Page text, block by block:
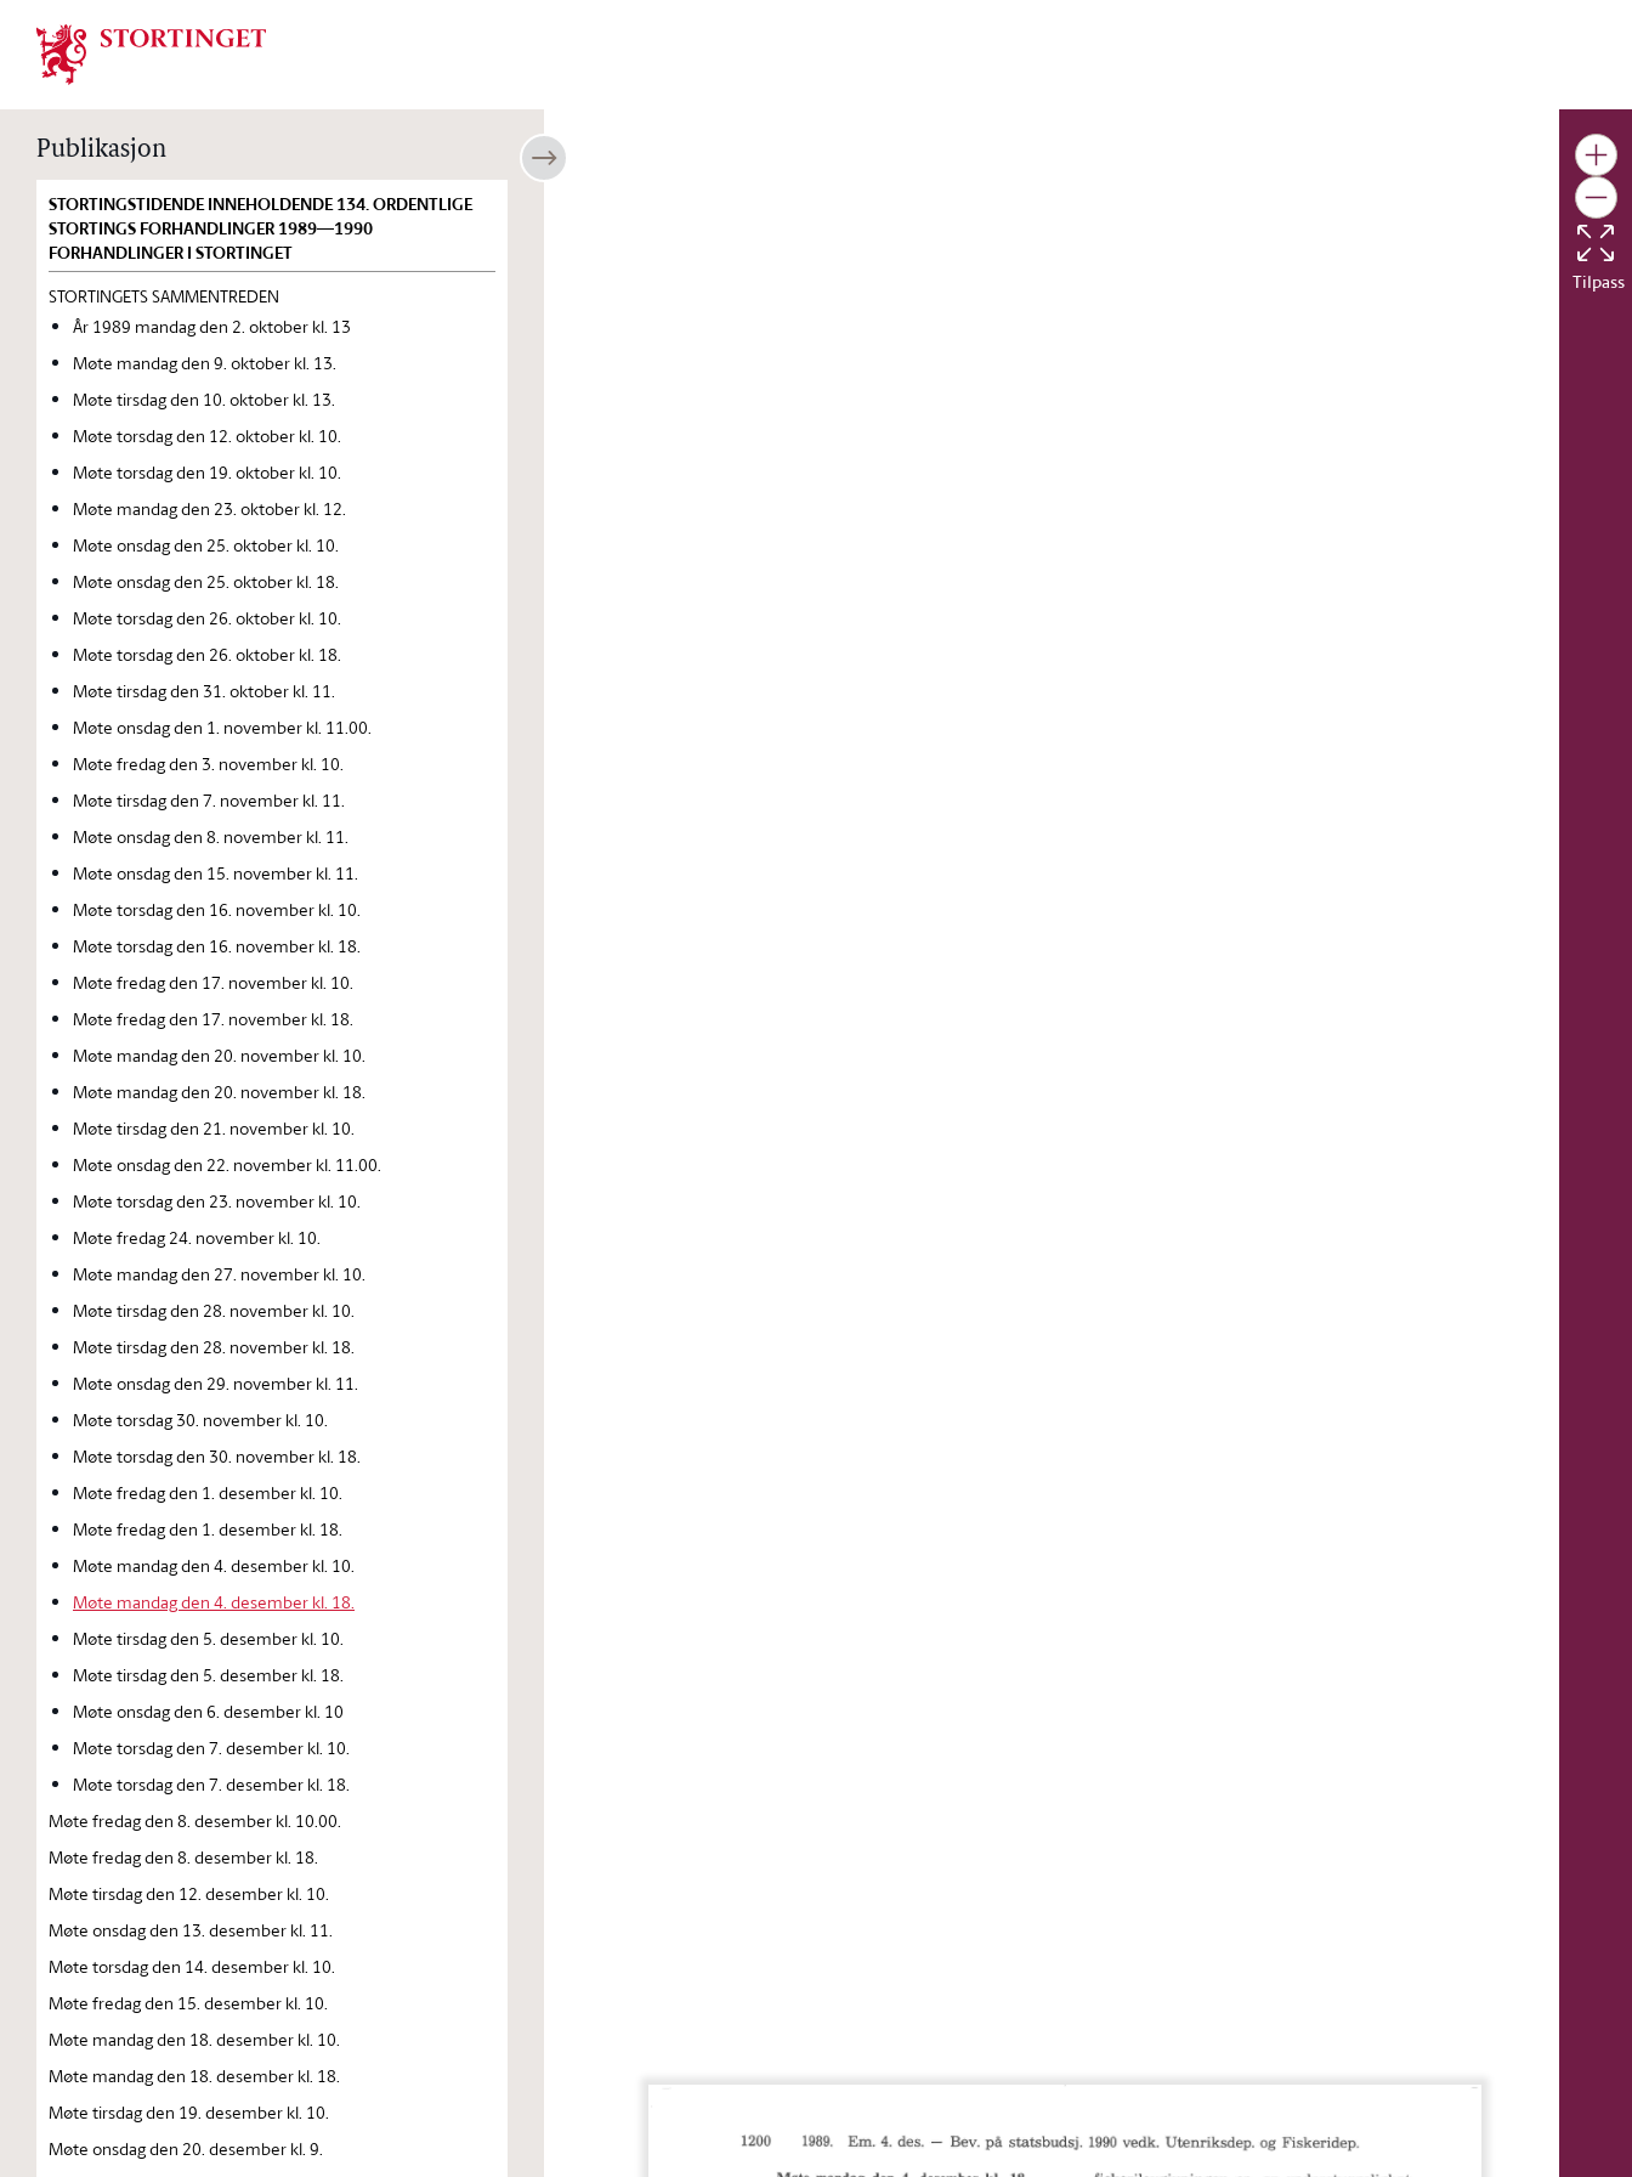
Stortinget.no
Publikasjon
STORTINGSTIDENDE INNEHOLDENDE 134. ORDENTLIGE
STORTINGS FORHANDLINGER 1989—1990
FORHANDLINGER I STORTINGET
STORTINGETS SAMMENTREDEN
År 1989 mandag den 2. oktober kl. 13
Møte mandag den 9. oktober kl. 13.
Møte tirsdag den 10. oktober kl. 13.
Møte torsdag den 12. oktober kl. 10.
Møte torsdag den 19. oktober kl. 10.
Møte mandag den 23. oktober kl. 12.
Møte onsdag den 25. oktober kl. 10.
Møte onsdag den 25. oktober kl. 18.
Møte torsdag den 26. oktober kl. 10.
Møte torsdag den 26. oktober kl. 18.
Møte tirsdag den 31. oktober kl. 11.
Møte onsdag den 1. november kl. 11.00.
Møte fredag den 3. november kl. 10.
Møte tirsdag den 7. november kl. 11.
Møte onsdag den 8. november kl. 11.
Møte onsdag den 15. november kl. 11.
Møte torsdag den 16. november kl. 10.
Møte torsdag den 16. november kl. 18.
Møte fredag den 17. november kl. 10.
Møte fredag den 17. november kl. 18.
Møte mandag den 20. november kl. 10.
Møte mandag den 20. november kl. 18.
Møte tirsdag den 21. november kl. 10.
Møte onsdag den 22. november kl. 11.00.
Møte torsdag den 23. november kl. 10.
Møte fredag 24. november kl. 10.
Møte mandag den 27. november kl. 10.
Møte tirsdag den 28. november kl. 10.
Møte tirsdag den 28. november kl. 18.
Møte onsdag den 29. november kl. 11.
Møte torsdag 30. november kl. 10.
Møte torsdag den 30. november kl. 18.
Møte fredag den 1. desember kl. 10.
Møte fredag den 1. desember kl. 18.
Møte mandag den 4. desember kl. 10.
Møte mandag den 4. desember kl. 18.
Møte tirsdag den 5. desember kl. 10.
Møte tirsdag den 5. desember kl. 18.
Møte onsdag den 6. desember kl. 10
Møte torsdag den 7. desember kl. 10.
Møte torsdag den 7. desember kl. 18.
Møte fredag den 8. desember kl. 10.00.
Møte fredag den 8. desember kl. 18.
Møte tirsdag den 12. desember kl. 10.
Møte onsdag den 13. desember kl. 11.
Møte torsdag den 14. desember kl. 10.
Møte fredag den 15. desember kl. 10.
Møte mandag den 18. desember kl. 10.
Møte mandag den 18. desember kl. 18.
Møte tirsdag den 19. desember kl. 10.
Møte onsdag den 20. desember kl. 9.